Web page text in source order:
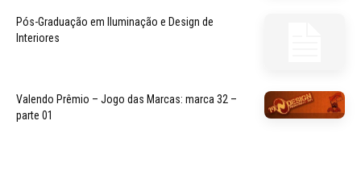
Pós-Graduação em Iluminação e Design de
Interiores
Valendo Prêmio – Jogo das Marcas: marca 32 –
parte 01